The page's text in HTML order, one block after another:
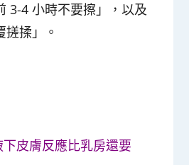
3-4 小時不要擦」，以及
揉」
。
皮膚反應比乳房還要